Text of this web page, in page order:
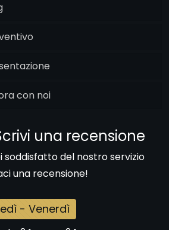
con noi
una recensione
soddisfatto del nostro servizio
una recensione!
- Venerdì